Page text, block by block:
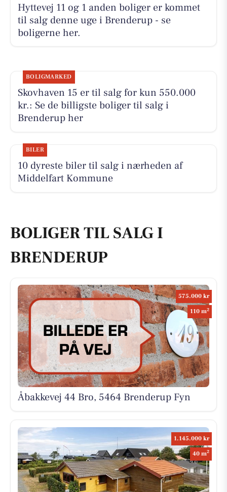
Hyttevej 11 og 1 anden boliger er kommet
til salg denne uge i Brenderup - se
boligerne her.
BOLIGMARKED
Skovhaven 15 er til salg for kun 550.000
kr.: Se de billigste boliger til salg i
Brenderup her
BILER
10 dyreste biler til salg i nærheden af
Middelfart Kommune
BOLIGER TIL SALG I
BRENDERUP
575.000 kr
110 m2
Åbakkevej 44 Bro, 5464 Brenderup Fyn
1.145.000 kr
40 m2